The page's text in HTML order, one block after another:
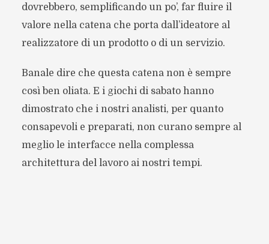
dovrebbero, semplificando un po’, far fluire il
valore nella catena che porta dall’ideatore al
realizzatore di un prodotto o di un servizio.
Banale dire che questa catena non è sempre
così ben oliata. E i giochi di sabato hanno
dimostrato che i nostri analisti, per quanto
consapevoli e preparati, non curano sempre al
meglio le interfacce nella complessa
architettura del lavoro ai nostri tempi.